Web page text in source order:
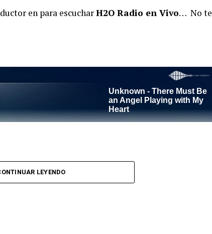
en para escucharH2O Radio en Vivo… No te
el Tango es un programa radiofónico semanal
el objetivo de difundir el Tango desde Barcelona.
LEYENDO